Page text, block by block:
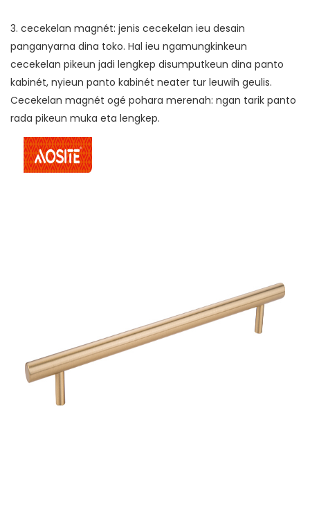
3. cecekelan magnét: jenis cecekelan ieu desain
panganyarna dina toko. Hal ieu ngamungkinkeun
cecekelan pikeun jadi lengkep disumputkeun dina panto
kabinét, nyieun panto kabinét neater tur leuwih geulis.
Cecekelan magnét ogé pohara merenah: ngan tarik panto
rada pikeun muka eta lengkep.